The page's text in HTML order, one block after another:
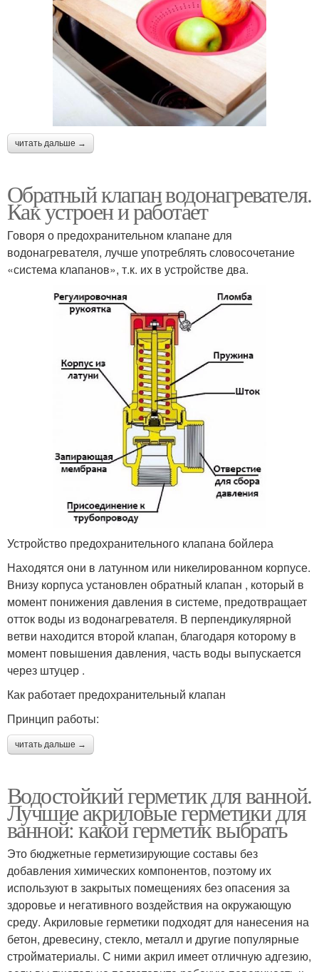
читать дальше →
Обратный клапан водонагревателя.
Как устроен и работает
Говоря о предохранительном клапане для
водонагревателя, лучше употреблять словосочетание
«система клапанов», т.к. их в устройстве два.
Устройство предохранительного клапана бойлера
Находятся они в латунном или никелированном корпусе.
Внизу корпуса установлен обратный клапан , который в
момент понижения давления в системе, предотвращает
отток воды из водонагревателя. В перпендикулярной
ветви находится второй клапан, благодаря которому в
момент повышения давления, часть воды выпускается
через штуцер .
Как работает предохранительный клапан
Принцип работы:
читать дальше →
Водостойкий герметик для ванной.
Лучшие акриловые герметики для
ванной: какой герметик выбрать
Это бюджетные герметизирующие составы без
добавления химических компонентов, поэтому их
используют в закрытых помещениях без опасения за
здоровье и негативного воздействия на окружающую
среду. Акриловые герметики подходят для нанесения на
бетон, древесину, стекло, металл и другие популярные
стройматериалы. С ними акрил имеет отличную адгезию,